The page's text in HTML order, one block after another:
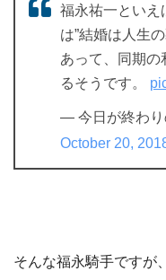
福永祐一といえ
は”結婚は人生
あって、同期の
るそうです。
— 今日が終わり
October 20,
そんな福永騎手ですが